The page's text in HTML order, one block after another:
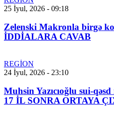
25 İyul, 2026 - 09:18
Zelenski Makronla birgə
İDDİALARA CAVAB
REGİON
24 İyul, 2026 - 23:10
Muhsin Yazıcıoğlu sui-
17 İL SONRA ORTAYA